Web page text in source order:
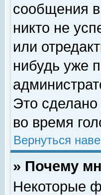
сообщения
никто не
или
нибудь уже
Это сделано
во время
Вернуться
» Почему
Некоторые